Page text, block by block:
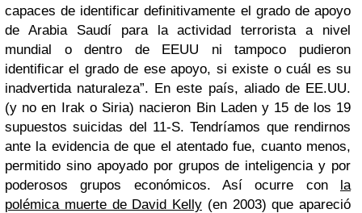
capaces de identificar definitivamente el grado de apoyo
de Arabia Saudí para la actividad terrorista a nivel
mundial o dentro de EEUU ni tampoco pudieron
identificar el grado de ese apoyo, si existe o cuál es su
inadvertida naturaleza”. En este país, aliado de EE.UU.
(y no en Irak o Siria) nacieron Bin Laden y 15 de los 19
supuestos suicidas del 11-S. Tendríamos que rendirnos
ante la evidencia de que el atentado fue, cuanto menos,
permitido sino apoyado por grupos de inteligencia y por
poderosos grupos económicos. Así ocurre con la
polémica muerte de David Kelly (en 2003) que apareció